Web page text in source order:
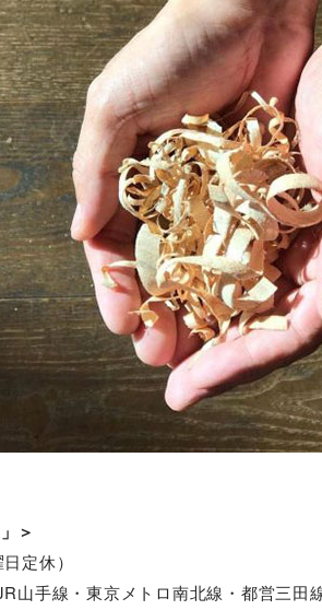
＞
定休）
山手線・東京メトロ南北線・都営三田線